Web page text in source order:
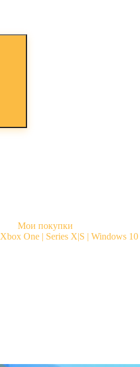
Мои покупки
Xbox One | Series X|S | Windows 10